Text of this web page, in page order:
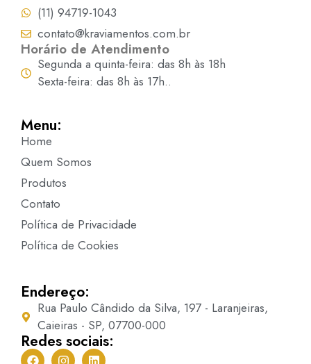
(11) 94719-1043
contato@kraviamentos.com.br
Horário de Atendimento
Segunda a quinta-feira: das 8h às 18h
Sexta-feira: das 8h às 17h..
Menu:
Home
Quem Somos
Produtos
Contato
Política de Privacidade
Política de Cookies
Endereço:
Rua Paulo Cândido da Silva, 197 - Laranjeiras,
Caieiras - SP, 07700-000
Redes sociais: